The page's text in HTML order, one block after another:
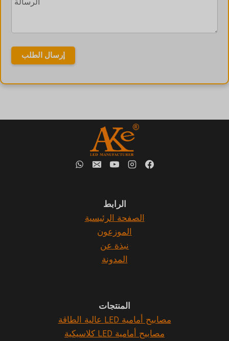
الرابط
الصفحة الرئيسية
الموزعون
نبذة عن
المدونة
المنتجات
مصابيح أمامية LED عالية الطاقة
مصابيح أمامية LED كلاسيكية